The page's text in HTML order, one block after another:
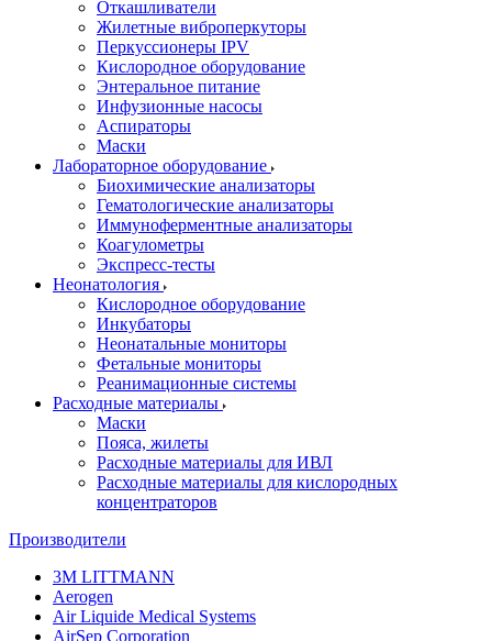
Откашливатели
Жилетные виброперкуторы
Перкуссионеры IPV
Кислородное оборудование
Энтеральное питание
Инфузионные насосы
Аспираторы
Маски
Лабораторное оборудование
Биохимические анализаторы
Гематологические анализаторы
Иммуноферментные анализаторы
Коагулометры
Экспресс-тесты
Неонатология
Кислородное оборудование
Инкубаторы
Неонатальные мониторы
Фетальные мониторы
Реанимационные системы
Расходные материалы
Маски
Пояса, жилеты
Расходные материалы для ИВЛ
Расходные материалы для кислородных
концентраторов
Производители
3M LITTMANN
Aerogen
Air Liquide Medical Systems
AirSep Corporation